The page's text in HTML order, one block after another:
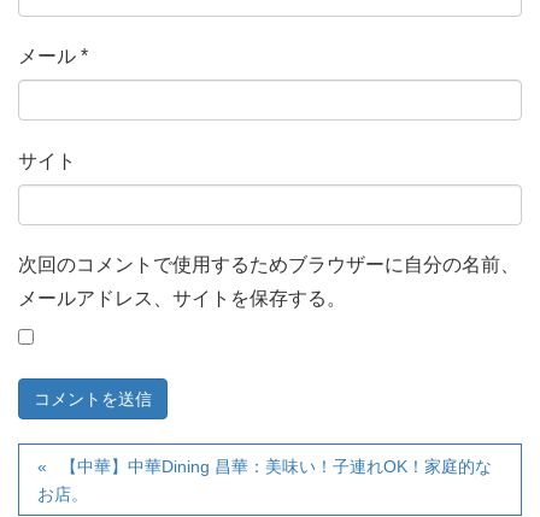
メール *
サイト
次回のコメントで使用するためブラウザーに自分の名前、
メールアドレス、サイトを保存する。
【中華】中華Dining 昌華：美味い！子連れOK！家庭的な
お店。